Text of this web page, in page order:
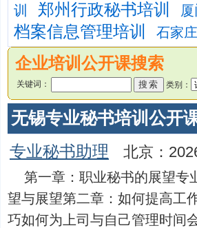
训 郑州行政秘书培训
档案信息管理培训 石家
企业培训公开课搜索
关键词： 类别：
无锡专业秘书培训公开
专业秘书助理 北京：
第一章：职业秘书的展望专
望与展望第二章：如何提高工
巧如何为上司与自己管理时间